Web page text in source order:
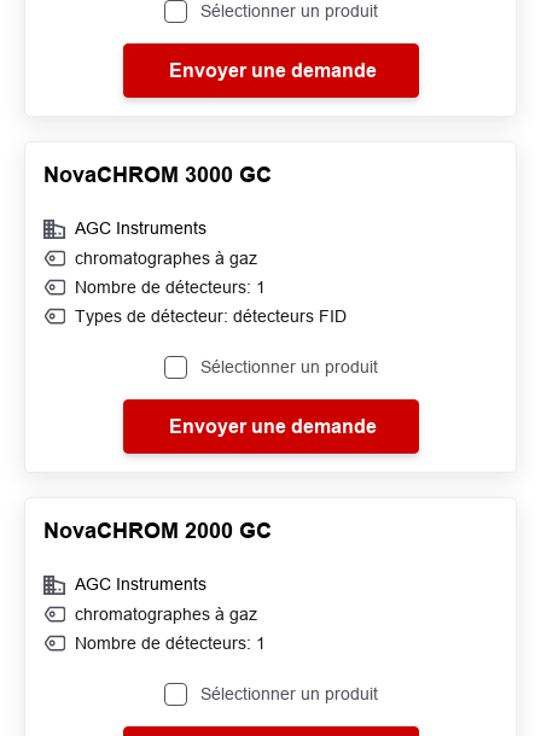
Sélectionner un produit
Envoyer une demande
NovaCHROM 3000 GC
AGC Instruments
chromatographes à gaz
Nombre de détecteurs: 1
Types de détecteur: détecteurs FID
Sélectionner un produit
Envoyer une demande
NovaCHROM 2000 GC
AGC Instruments
chromatographes à gaz
Nombre de détecteurs: 1
Sélectionner un produit